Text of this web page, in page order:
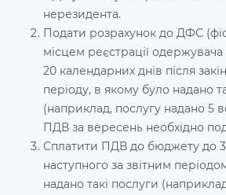
нерезидента.
Подати розрахунок до ДФС
місцем реєстрації
20 календарних днів після
періоду, в якому було надано
(наприклад, послугу надано 5
ПДВ за вересень необхідно
Сплатити ПДВ до бюджету до
наступного за звітним
надано такі послуги